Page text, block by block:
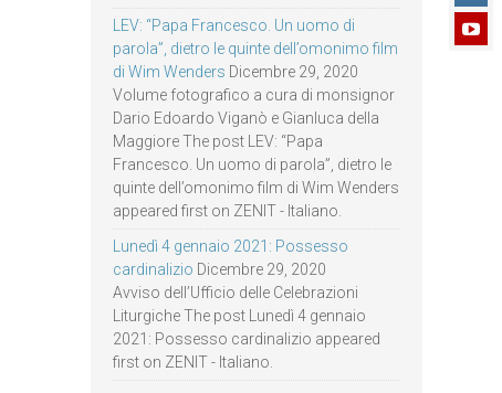
LEV: “Papa Francesco. Un uomo di
parola”, dietro le quinte dell’omonimo film
di Wim Wenders Dicembre 29, 2020
Volume fotografico a cura di monsignor
Dario Edoardo Viganò e Gianluca della
Maggiore The post LEV: “Papa
Francesco. Un uomo di parola”, dietro le
quinte dell’omonimo film di Wim Wenders
appeared first on ZENIT - Italiano.
Lunedì 4 gennaio 2021: Possesso
cardinalizio Dicembre 29, 2020
Avviso dell’Ufficio delle Celebrazioni
Liturgiche The post Lunedì 4 gennaio
2021: Possesso cardinalizio appeared
first on ZENIT - Italiano.